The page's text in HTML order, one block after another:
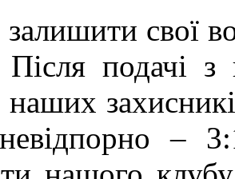
свої
Після подачі з
–